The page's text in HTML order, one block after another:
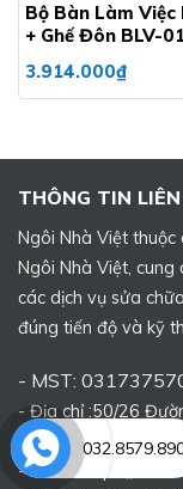
Bộ Bàn Làm
+ Ghế Đôn BLV-
3.914.000₫
THÔNG TIN LIÊN
Ngôi Nhà Việt
Ngôi Nhà Việt,
các dịch vụ sửa
đúng tiến độ và kỹ
- MST:
- Địa chỉ :50/26
- Điện thoại: 0975
- Email: https://